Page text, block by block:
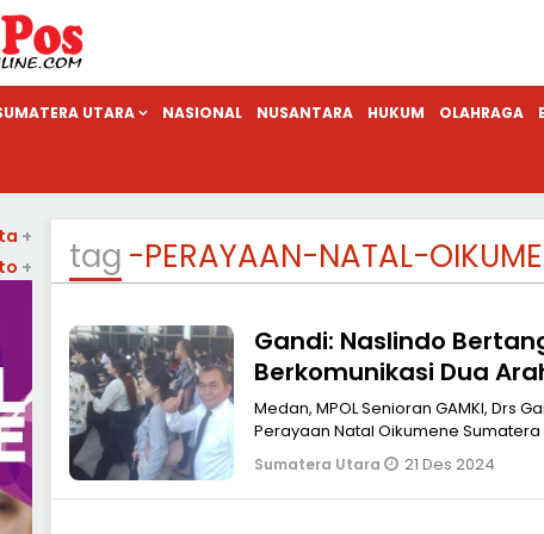
UTARA NASIONAL NUSANTARA HUKUM OLAHRAGA
tag -PERAYAAN-NATAL-
Gandi: Naslindo
Berkomunikasi Dua
Masyarakat
Medan, MPOL Senioran GAMKI, Drs
Perayaan Natal Oikumene
yang digelar di Gedung Ser
Sumatera Utara 21 Des 2024
+
+